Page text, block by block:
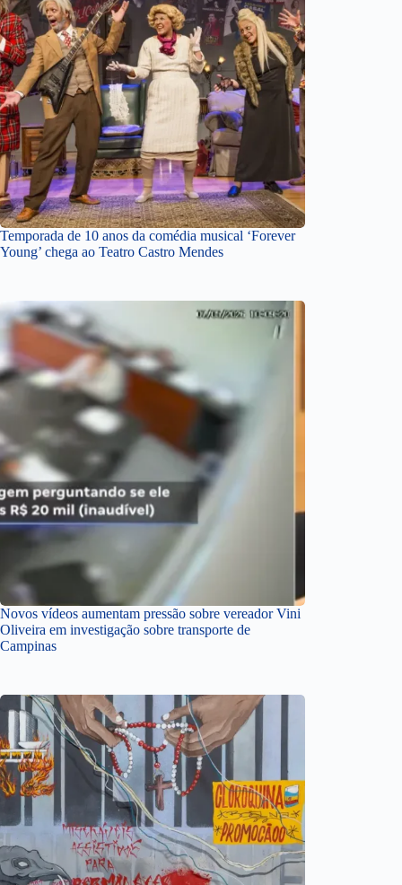
Temporada de 10 anos da comédia musical ‘Forever
Young’ chega ao Teatro Castro Mendes
Novos vídeos aumentam pressão sobre vereador Vini
Oliveira em investigação sobre transporte de
Campinas